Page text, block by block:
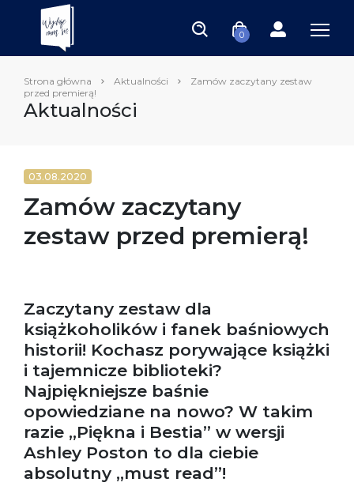
0
Strona główna Aktualności
Zamów zaczytany zestaw
przed premierą!
Aktualności
03.08.2020
Zamów zaczytany
zestaw przed premierą!
Zaczytany zestaw dla
książkoholików i fanek baśniowych
historii! Kochasz porywające książki
i tajemnicze biblioteki?
Najpiękniejsze baśnie
opowiedziane na nowo? W takim
razie „Piękna i Bestia” w wersji
Ashley Poston to dla ciebie
absolutny „must read”!